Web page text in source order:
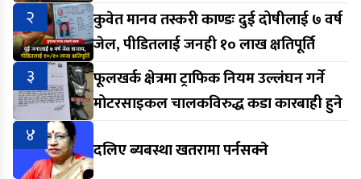
२
कुवेत मानव तस्करी काण्डः दुई दोषीलाई ७ वर्ष
जेल, पीडितलाई जनही १० लाख क्षतिपूर्ति
३
फूलखर्क क्षेत्रमा ट्राफिक नियम उल्लंघन गर्ने
मोटरसाइकल चालकविरुद्ध कडा कारबाही हुने
४
दलिए ब्यबस्था खतरामा पर्नसक्ने